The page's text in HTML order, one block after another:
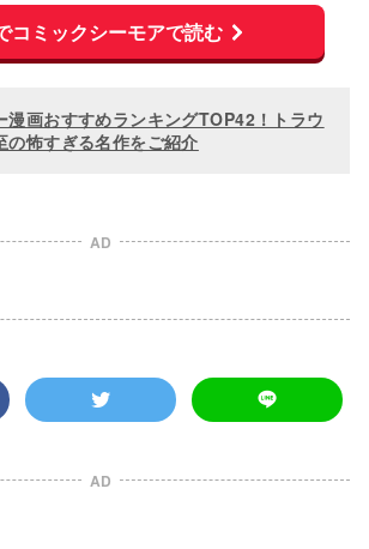
コミックシーモアで読む
漫画おすすめランキングTOP42！トラウ
の怖すぎる名作をご紹介
AD
AD